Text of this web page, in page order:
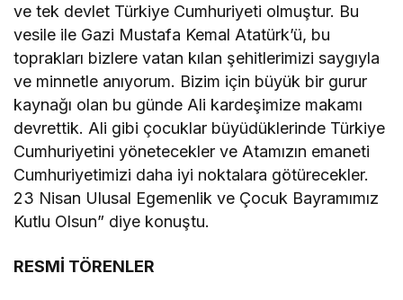
ve tek devlet Türkiye Cumhuriyeti olmuştur. Bu
vesile ile Gazi Mustafa Kemal Atatürk’ü, bu
toprakları bizlere vatan kılan şehitlerimizi saygıyla
ve minnetle anıyorum. Bizim için büyük bir gurur
kaynağı olan bu günde Ali kardeşimize makamı
devrettik. Ali gibi çocuklar büyüdüklerinde Türkiye
Cumhuriyetini yönetecekler ve Atamızın emaneti
Cumhuriyetimizi daha iyi noktalara götürecekler.
23 Nisan Ulusal Egemenlik ve Çocuk Bayramımız
Kutlu Olsun” diye konuştu.
RESMİ TÖRENLER